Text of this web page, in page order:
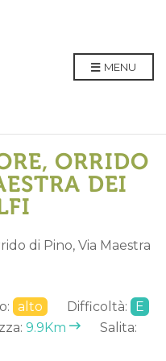
MENU
ORRIDO
DEI
di Pino, Via Maestra
alto Difficoltà:
E
9.9Km
Salita: